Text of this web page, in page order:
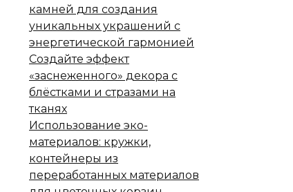
камней для создания
уникальных украшений с
энергетической гармонией
Создайте эффект
«заснеженного» декора с
блёстками и стразами на
тканях
Использование эко-
материалов: кружки,
контейнеры из
переработанных материалов